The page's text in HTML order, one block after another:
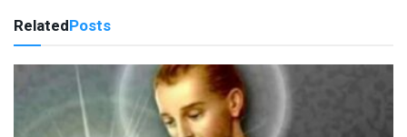
RelatedPosts